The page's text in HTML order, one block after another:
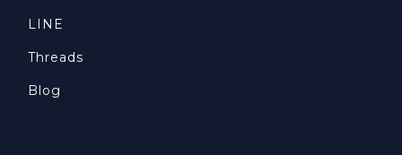
LINE
Threads
Blog